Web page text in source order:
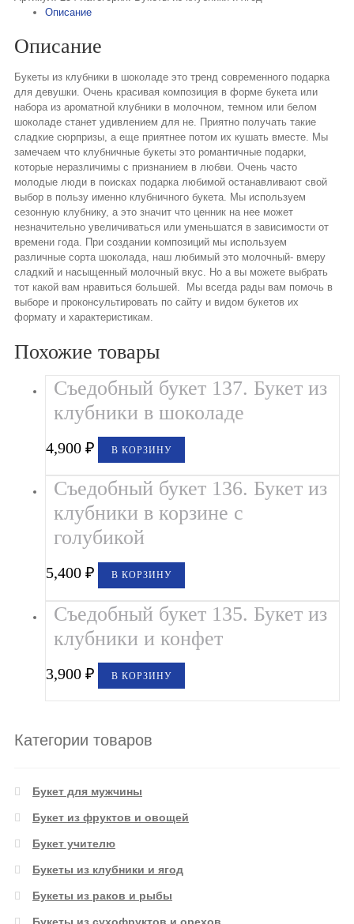
Описание
Описание
Букеты из клубники в шоколаде это тренд современного подарка
для девушки. Очень красивая композиция в форме букета или
набора из ароматной клубники в молочном, темном или белом
шоколаде станет удивлением для не. Приятно получать такие
сладкие сюрпризы, а еще приятнее потом их кушать вместе. Мы
замечаем что клубничные букеты это романтичные подарки,
которые неразличимы с признанием в любви. Очень часто
молодые люди в поисках подарка любимой останавливают свой
выбор в пользу именно клубничного букета. Мы используем
сезонную клубнику, а это значит что ценник на нее может
незначительно увеличиваться или уменьшатся в зависимости от
времени года. При создании композиций мы используем
различные сорта шоколада, наш любимый это молочный- вмеру
сладкий и насыщенный молочный вкус. Но а вы можете выбрать
тот какой вам нравиться большей. Мы всегда рады вам помочь в
выборе и проконсультировать по сайту и видом букетов их
формату и характеристикам.
Похожие товары
Съедобный букет 137. Букет из
клубники в шоколаде
4,900₽ В КОРЗИНУ
Съедобный букет 136. Букет из
клубники в корзине с
голубикой
5,400₽ В КОРЗИНУ
Съедобный букет 135. Букет из
клубники и конфет
3,900₽ В КОРЗИНУ
Категории товаров
Букет для мужчины
Букет из фруктов и овощей
Букет учителю
Букеты из клубники и ягод
Букеты из раков и рыбы
Букеты из сухофруктов и орехов